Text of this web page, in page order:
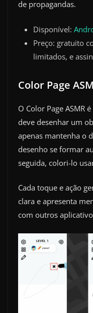
de propagandas.
Disponível:
Preço: gratuito
limitados, e
Color Page
O Color Page ASMR
deve desenhar um
apenas mantenha o
desenho se formar
seguida, colori-lo
Cada toque e ação
clara e apresenta
com outros